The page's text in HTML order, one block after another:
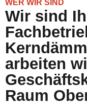
WER WIR SIND
Wir sind
arbeiten
Raum